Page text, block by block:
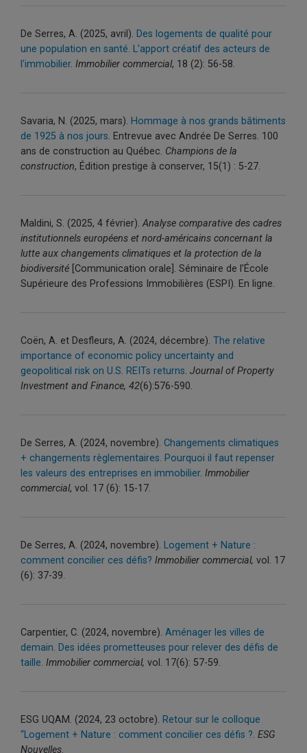
De Serres, A. (2025, avril). Des logements de qualité pour
une population en santé. L'apport créatif des acteurs de
l'immobilier. Immobilier commercial, 18 (2): 56-58.
Savaria, N. (2025, mars). Hommage à nos grands bâtiments
de 1925 à nos jours. Entrevue avec Andrée De Serres. 100
ans de construction au Québec. Champions de la
construction, Édition prestige à conserver, 15(1) : 5-27.
Maldini, S. (2025, 4 février).Analyse comparative des cadres
institutionnels européens et nord-américains concernant la
lutte aux changements climatiques et la protection de la
biodiversité [Communication orale]. Séminaire de l’École
Supérieure des Professions Immobilières (ESPI). En ligne.
Coën, A. et Desfleurs, A. (2024, décembre). The relative
importance of economic policy uncertainty and
geopolitical risk on U.S. REITs returns. Journal of Property
Investment and Finance, 42(6):576-590.
De Serres, A. (2024, novembre). Changements climatiques
+ changements règlementaires. Pourquoi il faut repenser
les valeurs des entreprises en immobilier. Immobilier
commercial, vol. 17 (6): 15-17.
De Serres, A. (2024, novembre). Logement + Nature :
comment concilier ces défis? Immobilier commercial, vol. 17
(6): 37-39.
Carpentier, C. (2024, novembre). Aménager les villes de
demain. Des idées prometteuses pour relever des défis de
taille. Immobilier commercial, vol. 17(6): 57-59.
ESG UQAM. (2024, 23 octobre). Retour sur le colloque
“Logement + Nature : comment concilier ces défis ?. ESG
Nouvelles.